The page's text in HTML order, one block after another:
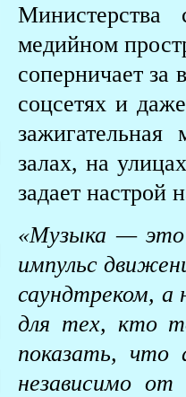
медийном
соперничает за
соцсетях и
залах, на
задает настрой
«Музыка — это
импульс
саундтреком, а
для тех, кто
показать, что
независимо